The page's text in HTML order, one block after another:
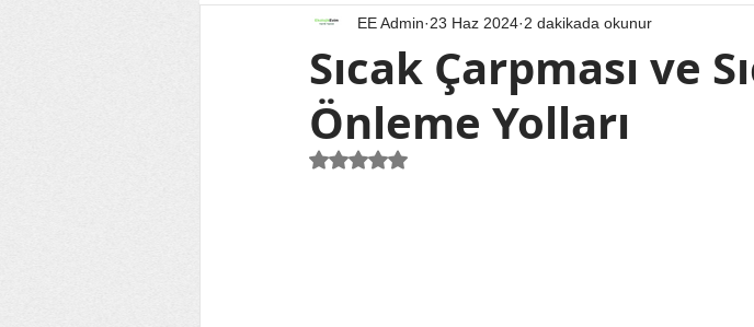
EKO MUTFAK EKO STİL/MODA/GÜZELLİK EKO
EKO TURİZM EKO YAŞAM EKO YAZARLAR
Sıcak Çarpması ve
Önleme Yolları
EE Admin 23 Haz 2024 2 dakikada okunur
5 üzerinden NaN yıldız